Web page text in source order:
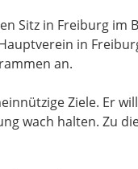
Sitz in Freiburg
in
an.
Ziele. Er
wach halten. Zu